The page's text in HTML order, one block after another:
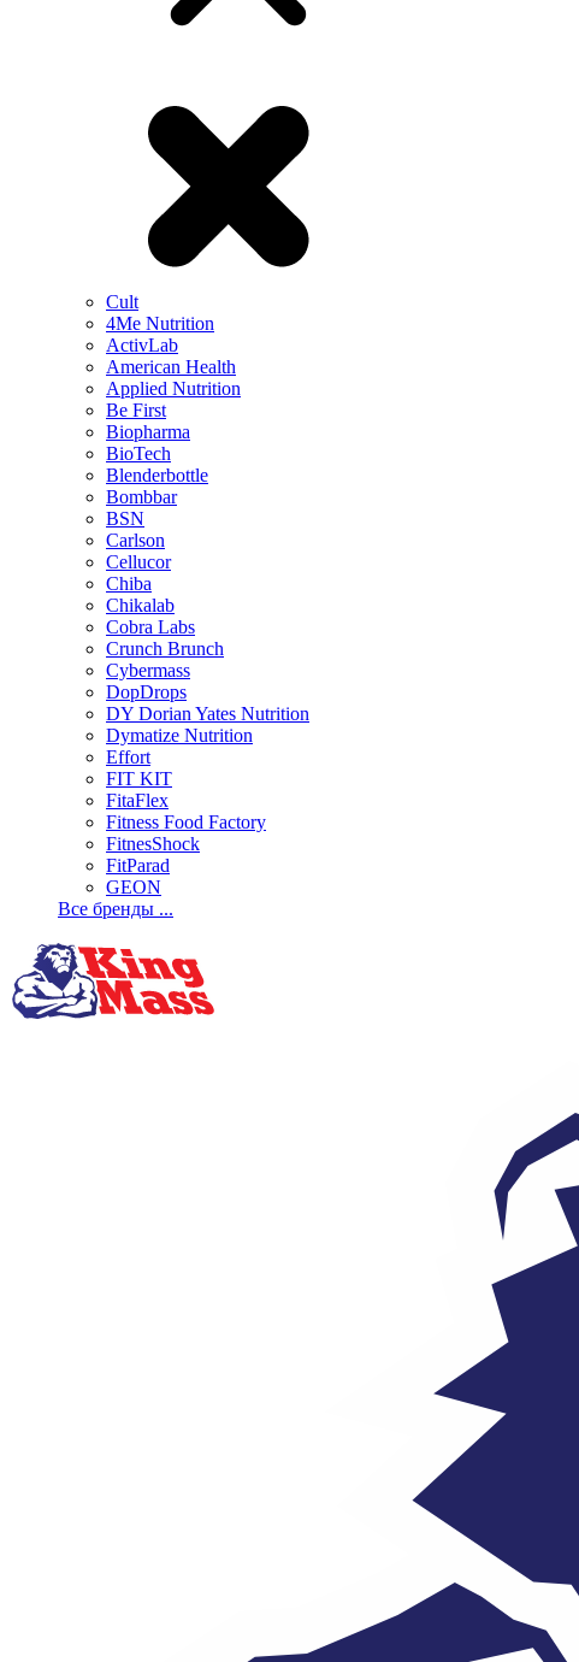
Cult
4Me Nutrition
ActivLab
American Health
Applied Nutrition
Be First
Biopharma
BioTech
Blenderbottle
Bombbar
BSN
Carlson
Cellucor
Chiba
Chikalab
Cobra Labs
Crunch Brunch
Cybermass
DopDrops
DY Dorian Yates Nutrition
Dymatize Nutrition
Effort
FIT KIT
FitaFlex
Fitness Food Factory
FitnesShock
FitParad
GEON
Все бренды ...